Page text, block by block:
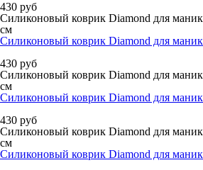
430 руб
Силиконовый коврик Diamond для
см
Силиконовый коврик Diamond для
430 руб
Силиконовый коврик Diamond для
см
Силиконовый коврик Diamond для
430 руб
Силиконовый коврик Diamond для
см
Силиконовый коврик Diamond для